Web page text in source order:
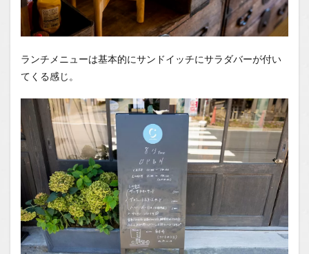
ランチメニューは基本的にサンドイッチにサラダバーが付い
てくる感じ。